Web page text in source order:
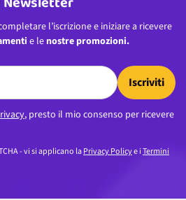
l’iscrizione e iniziare a ricevere
e le nostre promozioni.
Iscriviti
, presto il mio consenso per ricevere
- vi si applicano laPrivacy Policye iTermini